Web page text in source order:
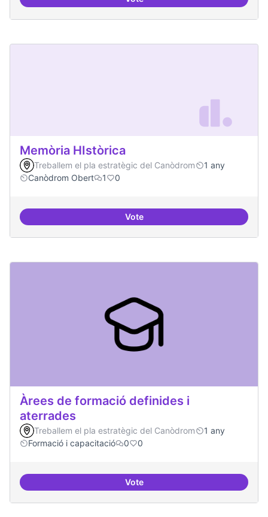
Artistes i programari lliure
Memòria HIstòrica
Treballem el pla estratègic del Canòdrom
1 any
Canòdrom Obert
1 0
VoteMemòria HIstòrica
Àrees de formació definides i
aterrades
Treballem el pla estratègic del Canòdrom
1 any
Formació i capacitació
0 0
VoteÀrees de formació definides i